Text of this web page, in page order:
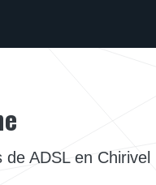
ADSL en Chirivel